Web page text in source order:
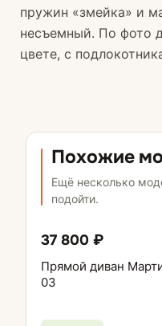
пружин «змейка» и
несъемный. По фото
цвете, с
Похожие
Ещё несколько
подойти.
37 800 ₽
Прямой диван
03